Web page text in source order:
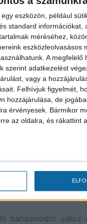
eszközön, például
standard információkat,
méréséhez,
eszközleolvasásos
A megfelelő
szerint adatkezelést
vagy a
Felhívjuk figyelmét,
hozzájárulása, de
érvényesek. Bármikor
az oldalra, és rákattint
mozgásforma
kiemelt
elősegítése. A
az
elemek
fizikai és
óvodákban.
bánásmódot céloz
50 százalékkal